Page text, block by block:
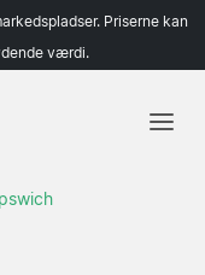
Priserne kan
værdi.